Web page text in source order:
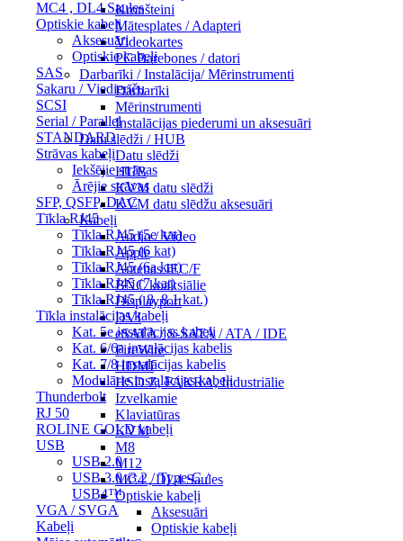
MC4 , DL4 Saules
Optiskie kabeļi
Aksesuāri
Optiskie kabeļi
SAS
Sakaru / Viedierīču
SCSI
Serial / Parallel
STANDARD
Strāvas kabeļi
Iekšējie strāvas
Ārējie strāvas
SFP, QSFP, DAC
Tīkla RJ45
Tīkla RJ45 (5e kat)
Tīkla RJ45 (6 kat)
Tīkla RJ45 (6a kat)
Tīkla RJ45 (7 kat)
Tīkla RJ45 ( 8, 8.1 kat.)
Tīkla instalācijas kabeļi
Kat. 5e instalācijas kabeļi
Kat. 6/6a instalācijas kabelis
Kat. 7/8 instalācijas kabelis
Modulārie instalācijas kabeļi
Thunderbolt
RJ 50
ROLINE GOLD kabeļi
USB
USB 2.0
USB 3.0 /3.2 / Type-C /
USB4™
VGA / SVGA
Kabeļi
Kronšteini
Mātesplates / Adapteri
Videokartes
PC Barebones / datori
Darbarīki / Instalācija/ Mērinstrumenti
Darbarīki
Mērinstrumenti
Instalācijas piederumi un aksesuāri
Datu slēdži / HUB
Datu slēdži
HUB
KVM datu slēdži
KVM datu slēdžu aksesuāri
Kabeļi
Audio / Video
Apple
Antenas IEC/F
BNC koaksiālie
Displayport
DVI
eSATA / S-SATA / ATA / IDE
FireWire
HDMI
HSD Z, FAKRA, Industriālie
Izvelkamie
Klaviatūras
KVM
M8
M12
MC4 , DL4 Saules
Optiskie kabeļi
Aksesuāri
Optiskie kabeļi